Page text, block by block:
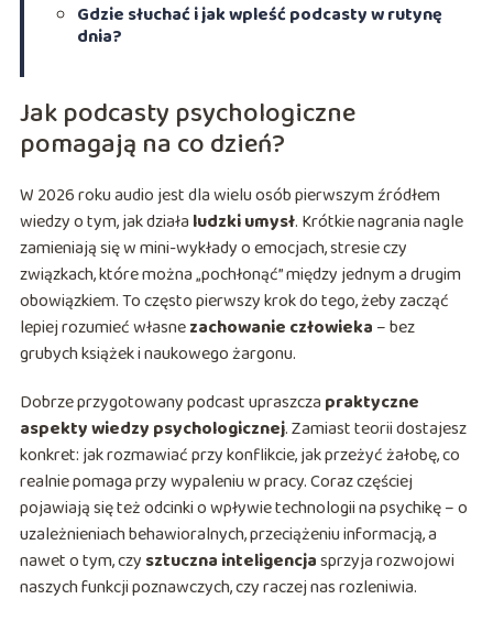
Gdzie słuchać i jak wpleść podcasty w rutynę
dnia?
Jak podcasty psychologiczne
pomagają na co dzień?
W 2026 roku audio jest dla wielu osób pierwszym źródłem
wiedzy o tym, jak działa ludzki umysł. Krótkie nagrania nagle
zamieniają się w mini-wykłady o emocjach, stresie czy
związkach, które można „pochłonąć” między jednym a drugim
obowiązkiem. To często pierwszy krok do tego, żeby zacząć
lepiej rozumieć własnezachowanie człowieka – bez
grubych książek i naukowego żargonu.
Dobrze przygotowany podcast upraszcza praktyczne
aspekty wiedzy psychologicznej. Zamiast teorii dostajesz
konkret: jak rozmawiać przy konflikcie, jak przeżyć żałobę, co
realnie pomaga przy wypaleniu w pracy. Coraz częściej
pojawiają się też odcinki o wpływie technologii na psychikę – o
uzależnieniach behawioralnych, przeciążeniu informacją, a
nawet o tym, czy sztuczna inteligencjasprzyja rozwojowi
naszych funkcji poznawczych, czy raczej nas rozleniwia.